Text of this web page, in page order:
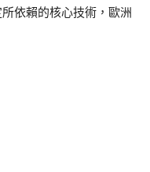
依賴的核心技術，歐洲